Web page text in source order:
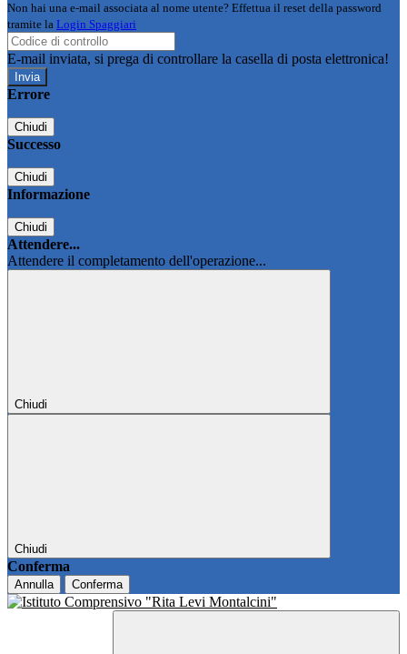
Non hai una e-mail associata al nome utente? Effettua il reset della password
tramite la Login Spaggiari
E-mail inviata, si prega di controllare la casella di posta elettronica!
Errore
Chiudi
Successo
Chiudi
Informazione
Chiudi
Attendere...
Attendere il completamento dell'operazione...
Chiudi
Chiudi
Conferma
Annulla Conferma